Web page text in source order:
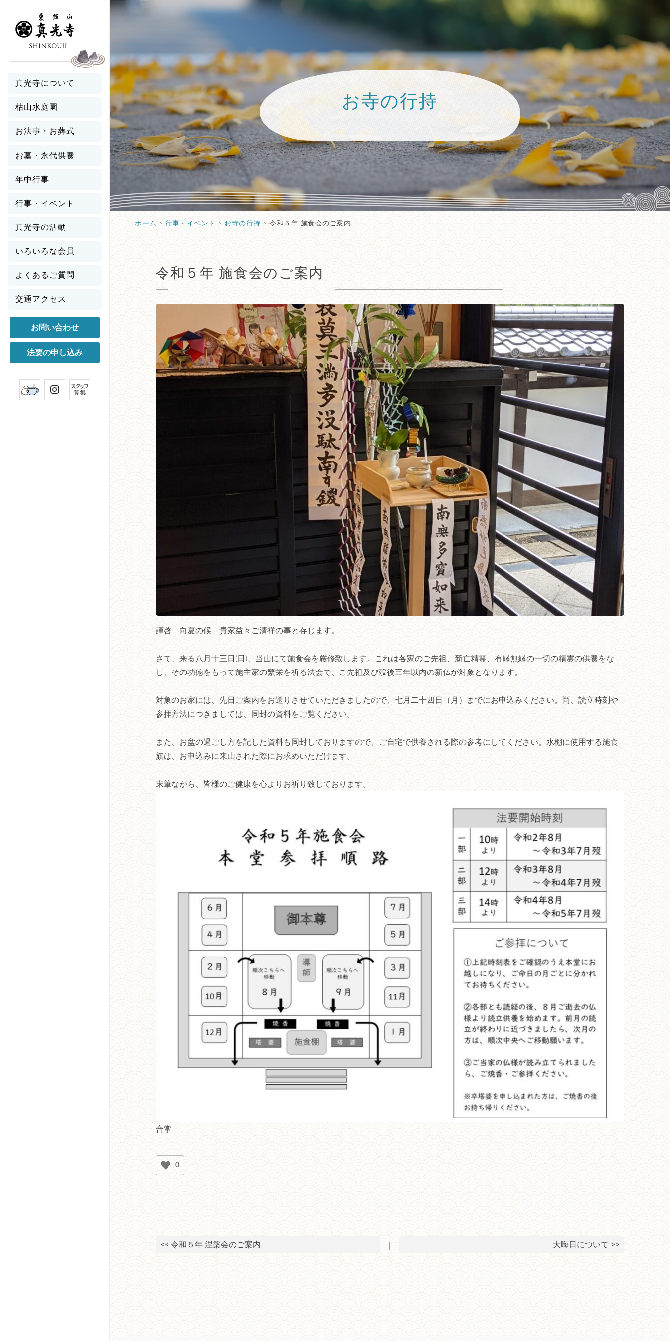
真光寺について
枯山水庭園
お法事・お葬式
お墓・永代供養
年中行事
行事・イベント
真光寺の活動
いろいろな会員
よくあるご質問
交通アクセス
お問い合わせ
法要の申し込み
お寺の行持
ホーム>行事・イベント> お寺の行持> 令和５年 施食会のご案内
令和５年 施食会のご案内
謹啓 向夏の候 貴家益々ご清祥の事と存じます。
さて、来る八月十三日(日)、当山にて施食会を厳修致します。これは各家のご先祖、新亡精霊、有縁無縁の一切の精霊の供養をな
し、その功徳をもって施主家の繁栄を祈る法会で、ご先祖及び歿後三年以内の新仏が対象となります。
対象のお家には、先日ご案内をお送りさせていただきましたので、七月二十四日（月）までにお申込みください。尚、読立時刻や
参拝方法につきましては、同封の資料をご覧ください。
また、お盆の過ごし方を記した資料も同封しておりますので、ご自宅で供養される際の参考にしてください。水棚に使用する施食
旗は、お申込みに来山された際にお求めいただけます。
末筆ながら、皆様のご健康を心よりお祈り致しております。
合掌
0
<< 令和５年 涅槃会のご案内 ｜ 大晦日について >>